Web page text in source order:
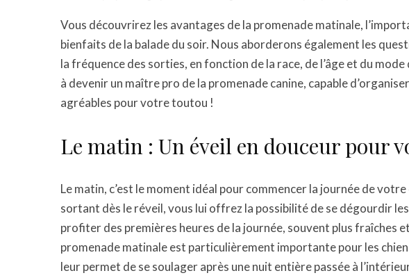
Vous découvrirez les avantages de la promenade matinale,
bienfaits de la balade du soir. Nous aborderons également les
la fréquence des sorties, en fonction de la race, de l’âge et du
à devenir un maître pro de la promenade canine, capable
agréables pour votre toutou !
Le matin : Un éveil en douceur pour
Le matin, c’est le moment idéal pour commencer la journée de
sortant dès le réveil, vous lui offrez la possibilité de se dégourdir
profiter des premières heures de la journée, souvent plus fraîches
promenade matinale est particulièrement importante pour les
leur permet de se soulager après une nuit entière passée à